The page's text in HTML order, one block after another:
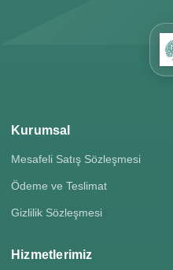
Kurumsal
Mesafeli Satış Sözleşmesi
Ödeme ve Teslimat
Gizlilik Sözleşmesi
Hizmetlerimiz